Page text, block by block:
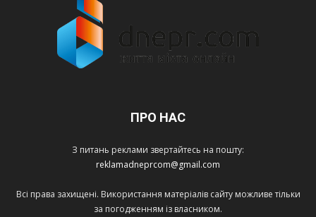
ПРО НАС
З питань реклами звертайтесь на пошту:
reklamadneprcom@gmail.com
Всі права захищені. Використання матеріалів сайту можливе тільки
за погодженням із власником.